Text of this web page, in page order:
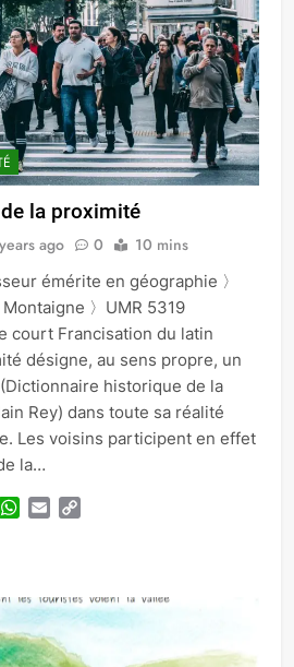
la proximité
ago 0 10 mins
émérite en géographie 〉
〉UMR 5319
court Francisation du latin
désigne, au sens propre, un
historique de la
Rey) dans toute sa réalité
Les voisins participent en effet
la…
Mastodon
WhatsApp
Email